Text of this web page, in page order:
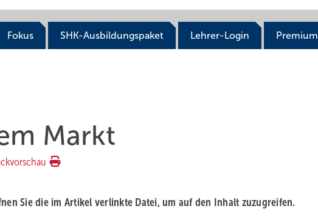
Fokus SHK-Ausbildungspaket Lehrer-Login Premium
Markt
Sie die im Artikel verlinkte Datei, um auf den Inhalt zuzugreifen.